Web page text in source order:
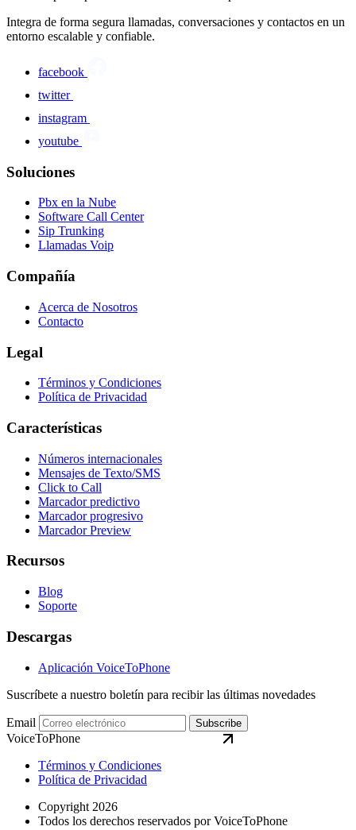
Integra de forma segura llamadas, conversaciones y contactos en un
entorno escalable y confiable.
facebook
twitter
instagram
youtube
Soluciones
Pbx en la Nube
Software Call Center
Sip Trunking
Llamadas Voip
Compañía
Acerca de Nosotros
Contacto
Legal
Términos y Condiciones
Política de Privacidad
Características
Números internacionales
Mensajes de Texto/SMS
Click to Call
Marcador predictivo
Marcador progresivo
Marcador Preview
Recursos
Blog
Soporte
Descargas
Aplicación VoiceToPhone
Suscríbete a nuestro boletín para recibir las últimas novedades
Email Subscribe
VoiceToPhone
Términos y Condiciones
Política de Privacidad
Copyright 2026
Todos los derechos reservados por VoiceToPhone